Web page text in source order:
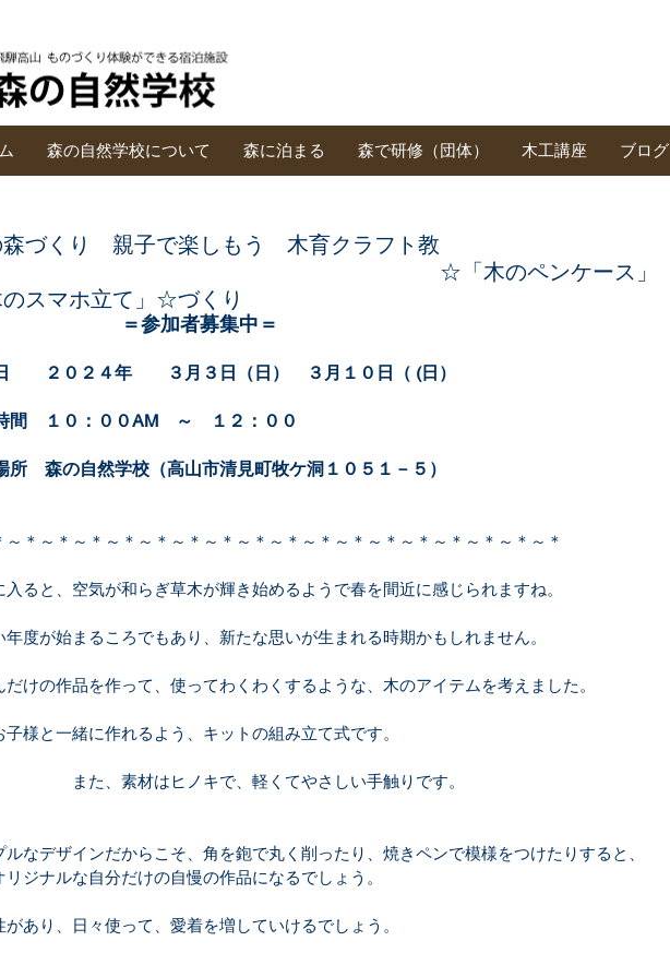
森の自然学校について 森に泊まる 森で研修（団体） 木工講座 ブログ
森づくり 親子で楽しもう 木育クラフト教
☆「木のペンケース」
スマホ立て」☆づくり
＝参加者募集中＝
　　２０２４年　　３月３日（日）　３月１０日（ (日）
間　１０：００AM　～　１２：００
所　森の自然学校（高山市清見町牧ケ洞１０５１－５）
～＊～＊～＊～＊～＊～＊～＊～＊～＊～＊～＊～＊～＊～＊～＊～＊～＊
入ると、空気が和らぎ草木が輝き始めるようで春を間近に感じられますね。
年度が始まるころでもあり、新たな思いが生まれる時期かもしれません。
だけの作品を作って、使ってわくわくするような、木のアイテムを考えました。
と一緒に作れるよう、キットの組み立て式です。
、素材はヒノキで、軽くてやさしい手触りです。
ルなデザインだからこそ、角を鉋で丸く削ったり、焼きペンで模様をつけたりすると、
リジナルな自分だけの自慢の作品になるでしょう。
があり、日々使って、愛着を増していけるでしょう。